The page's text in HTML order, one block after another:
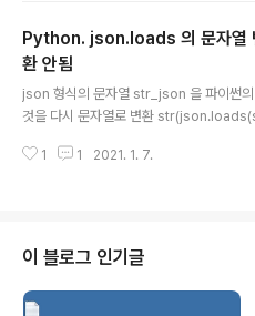
Python. json.loads 의 문자열 변환 특성 . jsoncpp 와 호
환 안됨
json 형식의 문자열 str_json 을 파이썬
것을 다시 문자열로 변환
작은따옴표로 출력됨. "data" -> 'data' 부
큰 따옴표, 부울 표현형식은 모두 소문자여
1 1 2021. 1. 7.
이 블로그 인기글